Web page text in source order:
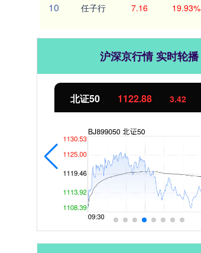
10 任子行 7.16 19.93%
沪深京行情 实时轮播
北证50 1122.88 3.42